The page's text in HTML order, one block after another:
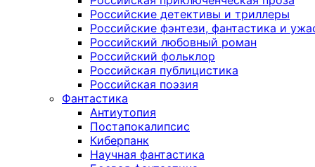
Российские детективы и триллеры
Российские фэнтези, фантастика и
Российский любовный роман
Российский фольклор
Российская публицистика
Российская поэзия
Фантастика
Антиутопия
Постапокалипсис
Киберпанк
Научная фантастика